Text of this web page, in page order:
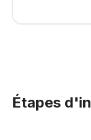
Étapes